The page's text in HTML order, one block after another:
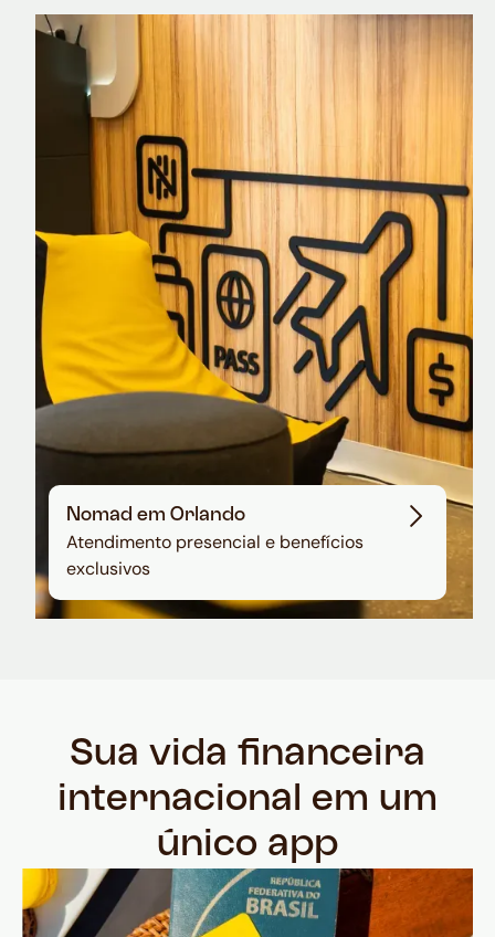
Nomad Explorer
Cartão de crédito brasileiro com cashback
em dólar
Nomad em Orlando
Atendimento presencial e benefícios
exclusivos
Sua vida financeira
internacional em um
único app